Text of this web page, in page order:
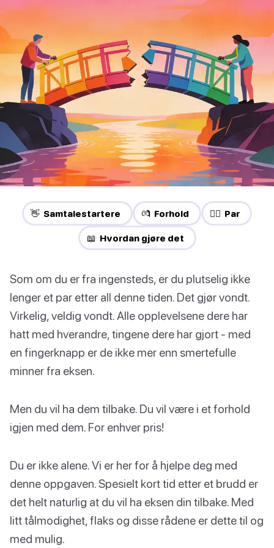
👋 Samtalestartere 💏 Forhold ❤️‍🔥 Par
📖 Hvordan gjøre det
Som om du er fra ingensteds, er du plutselig ikke
lenger et par etter all denne tiden. Det gjør vondt.
Virkelig, veldig vondt. Alle opplevelsene dere har
hatt med hverandre, tingene dere har gjort - med
en fingerknapp er de ikke mer enn smertefulle
minner fra eksen.
Men du vil ha dem tilbake. Du vil være i et forhold
igjen med dem. For enhver pris!
Du er ikke alene. Vi er her for å hjelpe deg med
denne oppgaven. Spesielt kort tid etter et brudd er
det helt naturlig at du vil ha eksen din tilbake. Med
litt tålmodighet, flaks og disse rådene er dette til og
med mulig.